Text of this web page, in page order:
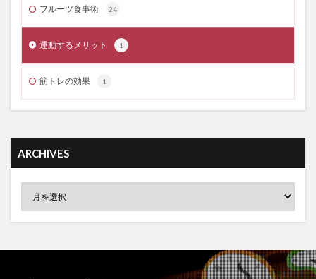
フルーツ食事術 24
運動するメリット 1
筋トレの効果 1
ARCHIVES